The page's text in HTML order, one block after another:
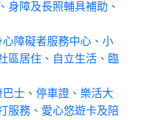
身障及長照輔具補助、
障礙者服務中心、小
區居住、自立生活、臨
士、停車證、樂活大
服務、愛心悠遊卡及陪